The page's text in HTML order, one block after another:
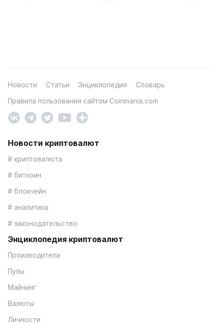
Новости Статьи Энциклопедия
Словарь
Правила пользования сайтом Coinmania.com
Новости криптовалют
# криптовалюта
# биткоин
# блокчейн
# аналитика
# законодательство
Энциклопедия криптовалют
Производители
Пулы
Майнинг
Валюты
Личности